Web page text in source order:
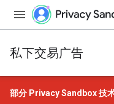
私下交易广告
部分 Privacy Sandbox 技